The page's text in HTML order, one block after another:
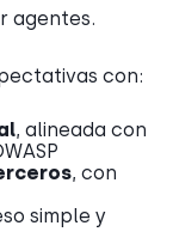
agentes.
con:
, alineada con
, con
simple y